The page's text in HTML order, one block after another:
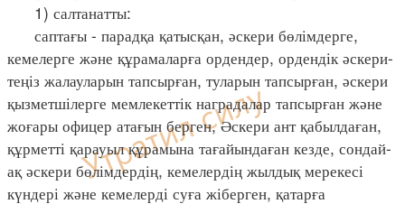
1) салтанатты:
саптағы - парадқа қатысқан, әскери бөлімдерге,
кемелерге және құрамаларға ордендер, ордендік әскери-
теңіз жалауларын тапсырған, туларын тапсырған, әскери
қызметшілерге мемлекеттік наградалар тапсырған және
жоғары офицер атағын берген, Әскери ант қабылдаған,
құрметті қарауыл құрамына тағайындаған кезде, сондай-
ақ әскери бөлімдердің, кемелердің жылдық мерекесі
күндері және кемелерді суға жіберген, қатарға